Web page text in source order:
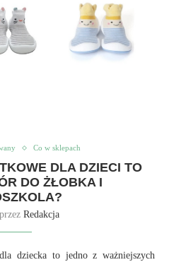
Co w sklepach
DLA DZIECI TO
DO ŻŁOBKA I
Redakcja
dziecka to jedno z ważniejszych